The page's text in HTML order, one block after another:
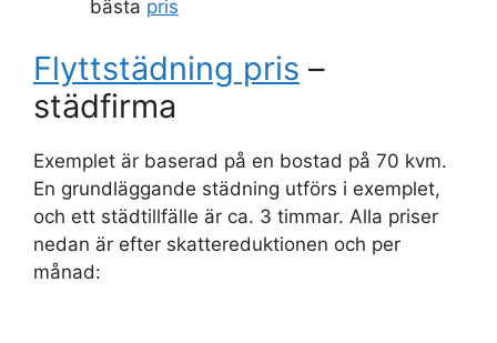
bästa pris
Flyttstädning pris –
städfirma
Exemplet är baserad på en bostad på 70 kvm.
En grundläggande städning utförs i exemplet,
och ett städtillfälle är ca. 3 timmar. Alla priser
nedan är efter skattereduktionen och per
månad: